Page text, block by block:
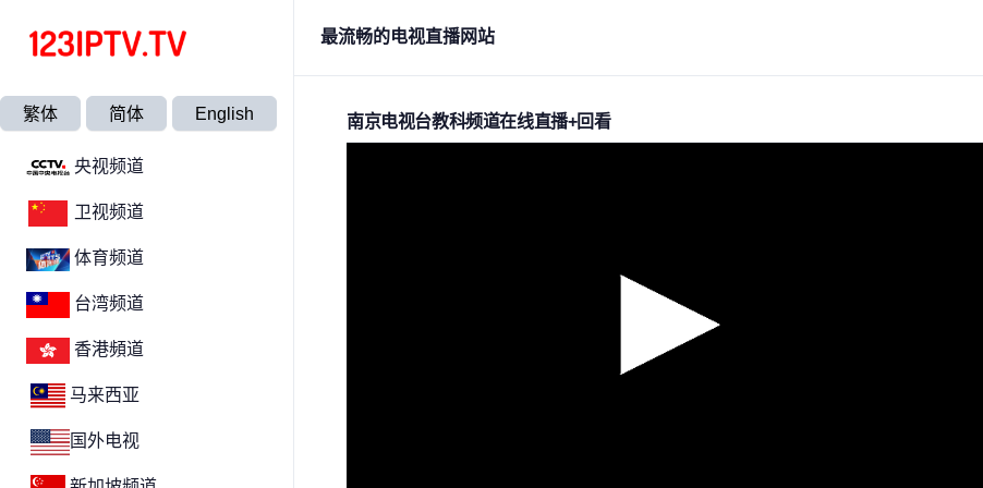
繁体 简体 English
央视频道
卫视频道
体育频道
台湾频道
香港頻道
马来西亚
国外电视
最流畅的电视直播网站
南京电视台教科频道在线直播+回看